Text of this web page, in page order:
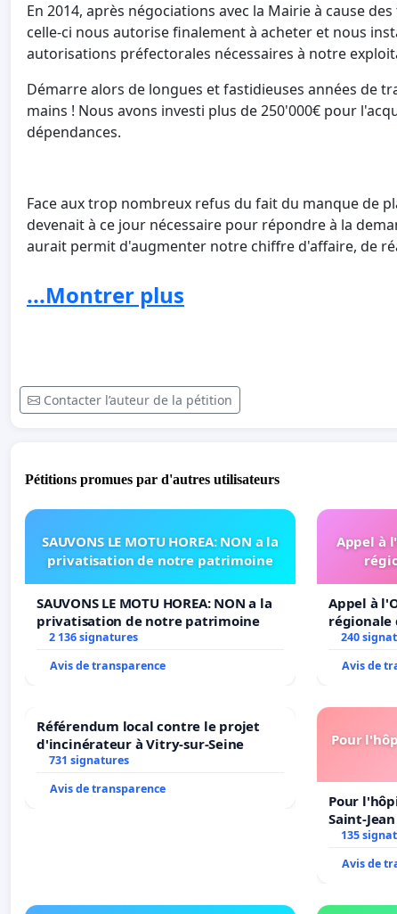
En 2014, après négociations avec la Mairie à cause
celle-ci nous autorise finalement à acheter et nous
autorisations préfectorales nécessaires à notre
Démarre alors de longues et fastidieuses années de
mains ! Nous avons investi plus de 250'000€ pour
dépendances.
Face aux trop nombreux refus du fait du manque de
devenait à ce jour nécessaire pour répondre à la
aurait permit d'augmenter notre chiffre d'affaire, de
pour pouvoir générer un salaire).
prolongation de notre projet prévu depuis le départ.
« Aussi il n'est malheureusement pas possible de
En gros, on vous délivre des autorisations
devenez indésirables en vue d'un projet à plus gros
l'eau ! PIRE ! Pet's Garden et notre avenir sont
cette façon avec la vie de ses commerçants et de ses
Il est évident, que nous ne pouvons (et ne
notre activité !
Nous faisons un appel à tous nos clients, tous ceux
ceux qui apprécient nos services et veulent que nous
éviter notre fermeture programmée depuis le départ,
...Montrer plus
Contacter l’auteur de la pétition
Pétitions promues par d'autres utilisateurs
SAUVONS LE MOTU HOREA: NON a la
privatisation de notre patrimoine
SAUVONS LE MOTU HOREA: NON a la
privatisation de notre patrimoine
2 136 signatures
Avis de transparence
Appel à
Appel à
régionale
240
Avis de
Référendum local contre le projet
d'incinérateur à Vitry-sur-Seine
731 signatures
Avis de transparence
Pour
Pour
Saint-
135
Avis de